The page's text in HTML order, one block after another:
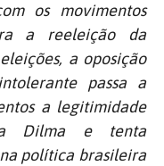
os movimentos
a reeleição da
a oposição
passa a
a legitimidade
Dilma e tenta
política brasileira